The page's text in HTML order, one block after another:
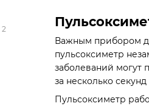
Важным прибором
пульсоксиметр
заболеваний могут
за несколько
Пульсоксиметр
2